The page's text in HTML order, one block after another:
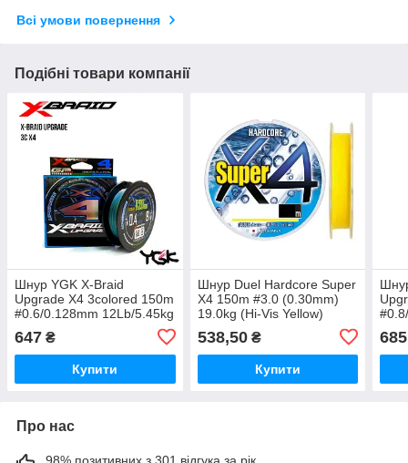
Всі умови повернення
Подібні товари компанії
Шнур YGK X-Braid
Upgrade X4 3colored 150m
#0.6/0.128mm 12Lb/5.45kg
647 ₴
Купити
Шнур Duel Hardcore Super
X4 150m #3.0 (0.30mm)
19.0kg (Hi-Vis Yellow)
538,50₴
Купити
Про нас